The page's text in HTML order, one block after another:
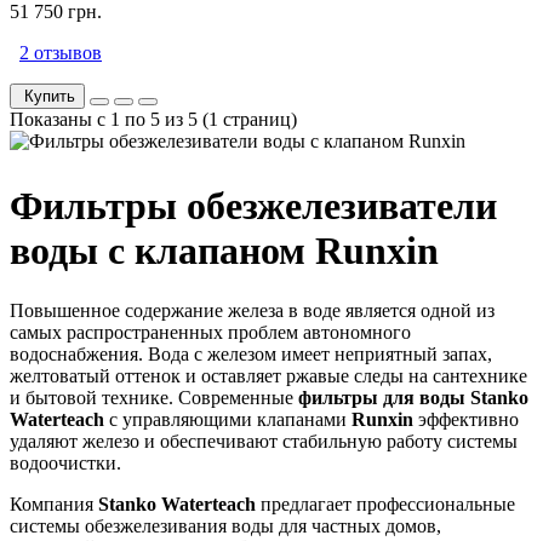
51 750 грн.
2 отзывов
Купить
Показаны с 1 по 5 из 5 (1 страниц)
Фильтры обезжелезиватели
воды с клапаном Runxin
Повышенное содержание железа в воде является одной из
самых распространенных проблем автономного
водоснабжения. Вода с железом имеет неприятный запах,
желтоватый оттенок и оставляет ржавые следы на сантехнике
и бытовой технике. Современные фильтры для воды Stanko
Waterteach с управляющими клапанами Runxin эффективно
удаляют железо и обеспечивают стабильную работу системы
водоочистки.
Компания Stanko Waterteach предлагает профессиональные
системы обезжелезивания воды для частных домов,